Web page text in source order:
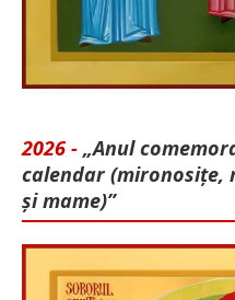
2026 - „Anul
calendar (mironosițe,
și mame)”